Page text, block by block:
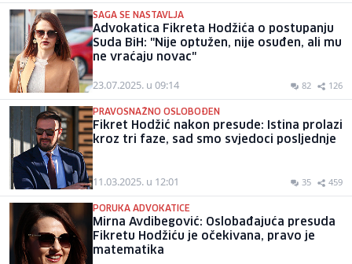
SAGA SE NASTAVLJA
Advokatica Fikreta Hodžića o postupanju
Suda BiH: "Nije optužen, nije osuđen, ali mu
ne vraćaju novac"
23.07.2025. u 09:14 82 126
PRAVOSNAŽNO OSLOBOĐEN
Fikret Hodžić nakon presude: Istina prolazi
kroz tri faze, sad smo svjedoci posljednje
11.03.2025. u 12:01 35 459
PORUKA ADVOKATICE
Mirna Avdibegović: Oslobađajuća presuda
Fikretu Hodžiću je očekivana, pravo je
matematika